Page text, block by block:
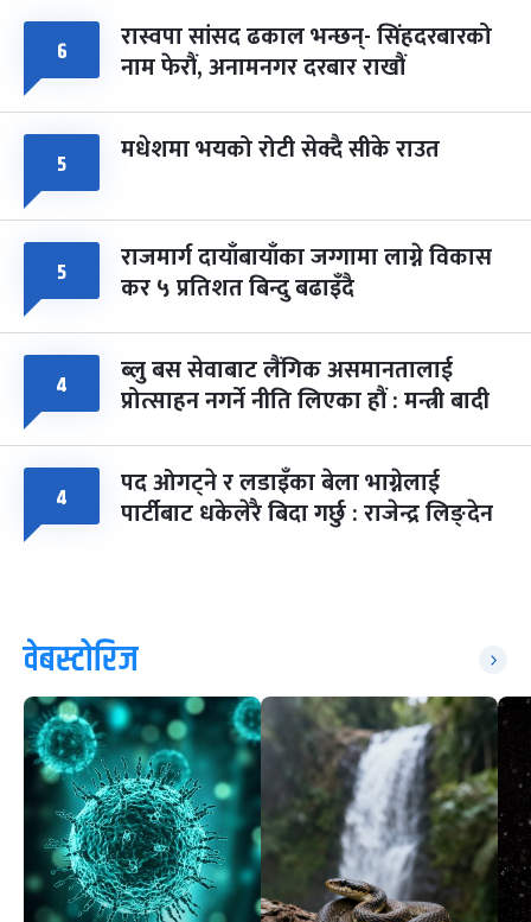
६ रास्वपा सांसद ढकाल भन्छन्- सिंहदरबारको
नाम फेरौं, अनामनगर दरबार राखौं
५ मधेशमा भयको रोटी सेक्दै सीके राउत
५ राजमार्ग दायाँबायाँका जग्गामा लाग्ने विकास
कर ५ प्रतिशत बिन्दु बढाइँदै
४ ब्लु बस सेवाबाट लैंगिक असमानतालाई
प्रोत्साहन नगर्ने नीति लिएका हौं : मन्त्री बादी
४ पद ओगट्ने र लडाइँका बेला भाग्नेलाई
पार्टीबाट धकेलेरै बिदा गर्छु : राजेन्द्र लिङ्देन
वेबस्टोरिज